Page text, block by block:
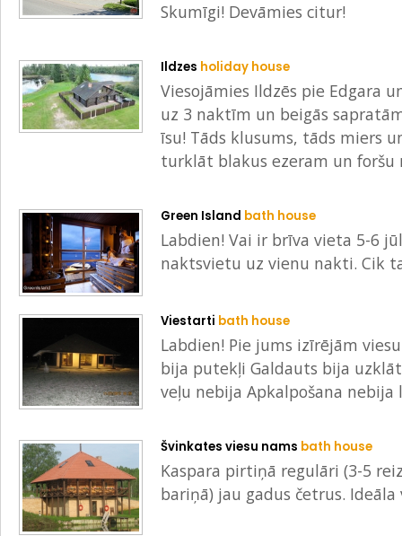
Skumīgi! Devāmies citur!
Ildzes holiday house
Viesojāmies Ildzēs pie Edgara
uz 3 naktīm un beigās
īsu! Tāds klusums, tāds miers
turklāt blakus ezeram un foršu
Green Island bath house
Labdien! Vai ir brīva vieta 5-6
naktsvietu uz vienu nakti. Cik
Viestarti bath house
Labdien! Pie jums izīrējām
bija putekļi Galdauts bija
veļu nebija Apkalpošana
Švinkates viesu nams bath house
Kaspara pirtiņā regulāri (3-5
bariņā) jau gadus četrus.